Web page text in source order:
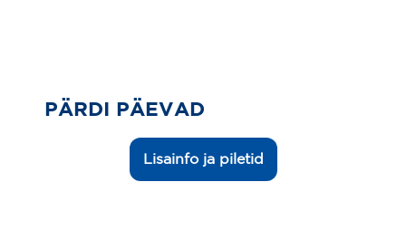
PÄRDI PÄEVAD
Lisainfo ja piletid